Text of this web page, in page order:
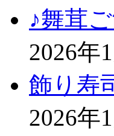
♪舞茸
2026年
飾り寿
2026年